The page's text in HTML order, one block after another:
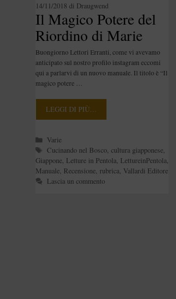
Il Magico Potere del
Riordino di Marie
Kondo – Ricetta
Dorayaki [Recensione
e Rubrica:
LettureinPentola]
14/11/2018 di Draugwend
Buongiorno Lettori Erranti, come vi avevamo
anticipato sul nostro profilo instagram eccomi
qui a parlarvi di un nuovo manuale. Il titolo è “Il
magico potere …
LEGGI DI PIÙ…
Categorie
Varie
Tag
Cucinando nel Bosco,cultura giapponese,
Giappone, Letture in Pentola, LettureinPentola,
Manuale, Recensione, rubrica, Vallardi Editore
Lascia un commento